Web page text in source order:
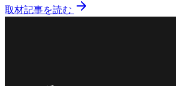
取材記事を読む